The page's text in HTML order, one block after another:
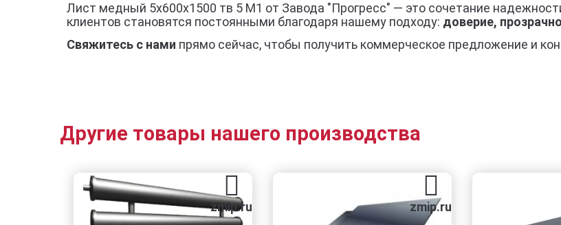
Лист медный 5х600х1500 тв 5 М1 от Завода "Прогресс" — это сочетание
клиентов становятся постоянными благодаря нашему подходу: доверие,
Свяжитесь с нами прямо сейчас, чтобы получить коммерческое предложение и
Другие товары нашего производства
zmip.ru zmip.ru